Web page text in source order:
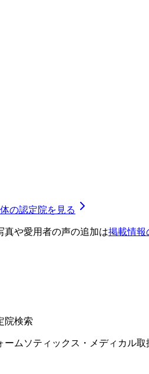
の認定院を見る
真や愛用者の声の追加は掲載情報
院検索
ムソティックス・メディカル